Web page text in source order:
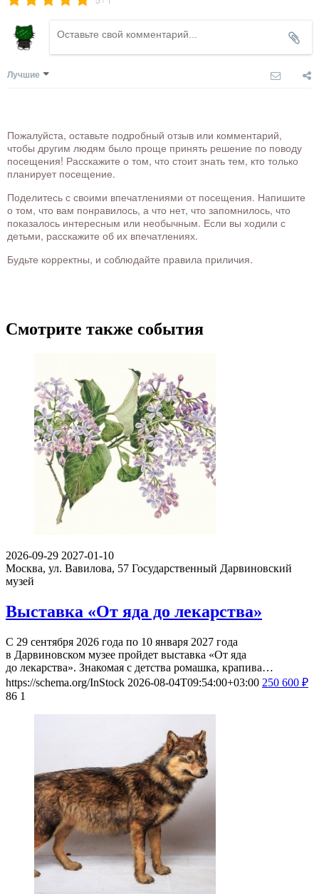
Лучшие
Пожалуйста, оставьте подробный отзыв или комментарий,
чтобы другим людям было проще принять решение по поводу
посещения! Расскажите о том, что стоит знать тем, кто только
планирует посещение.
Поделитесь с своими впечатлениями от посещения. Напишите
о том, что вам понравилось, а что нет, что запомнилось, что
показалось интересным или необычным. Если вы ходили с
детьми, расскажите об их впечатлениях.
Будьте корректны, и соблюдайте правила приличия.
Смотрите также события
2026-09-29 2027-01-10
Москва, ул. Вавилова, 57 Государственный Дарвиновский
музей
Выставка «От яда до лекарства»
С 29 сентября 2026 года по 10 января 2027 года
в Дарвиновском музее пройдет выставка «От яда
до лекарства». Знакомая с детства ромашка, крапива…
https://schema.org/InStock 2026-08-04T09:54:00+03:00 250 600 ₽
86 1